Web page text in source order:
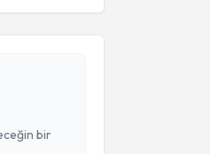
bir
takvimi
için bir